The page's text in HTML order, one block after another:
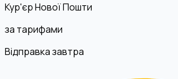
Кур'єр Нової Пошти
за тарифами
Відправка завтра